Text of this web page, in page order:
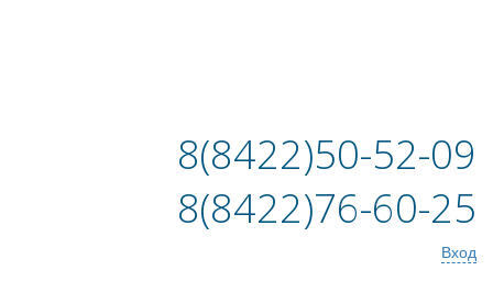
8(8422)50-52-09
8(8422)76-60-25
Вход